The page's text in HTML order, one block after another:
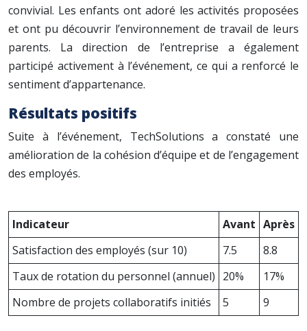
convivial. Les enfants ont adoré les activités proposées
et ont pu découvrir l’environnement de travail de leurs
parents. La direction de l’entreprise a également
participé activement à l’événement, ce qui a renforcé le
sentiment d’appartenance.
Résultats positifs
Suite à l’événement, TechSolutions a constaté une
amélioration de la cohésion d’équipe et de l’engagement
des employés.
Indicateur Avant Après
Satisfaction des employés (sur 10)
7.5
8.8
Taux de rotation du personnel (annuel) 20%
17%
Nombre de projets collaboratifs initiés
5 9